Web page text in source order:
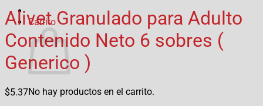
Carrito
No hay productos en el carrito.
Alivet Granulado para Adulto
Contenido Neto 6 sobres (
Generico )
$5.37